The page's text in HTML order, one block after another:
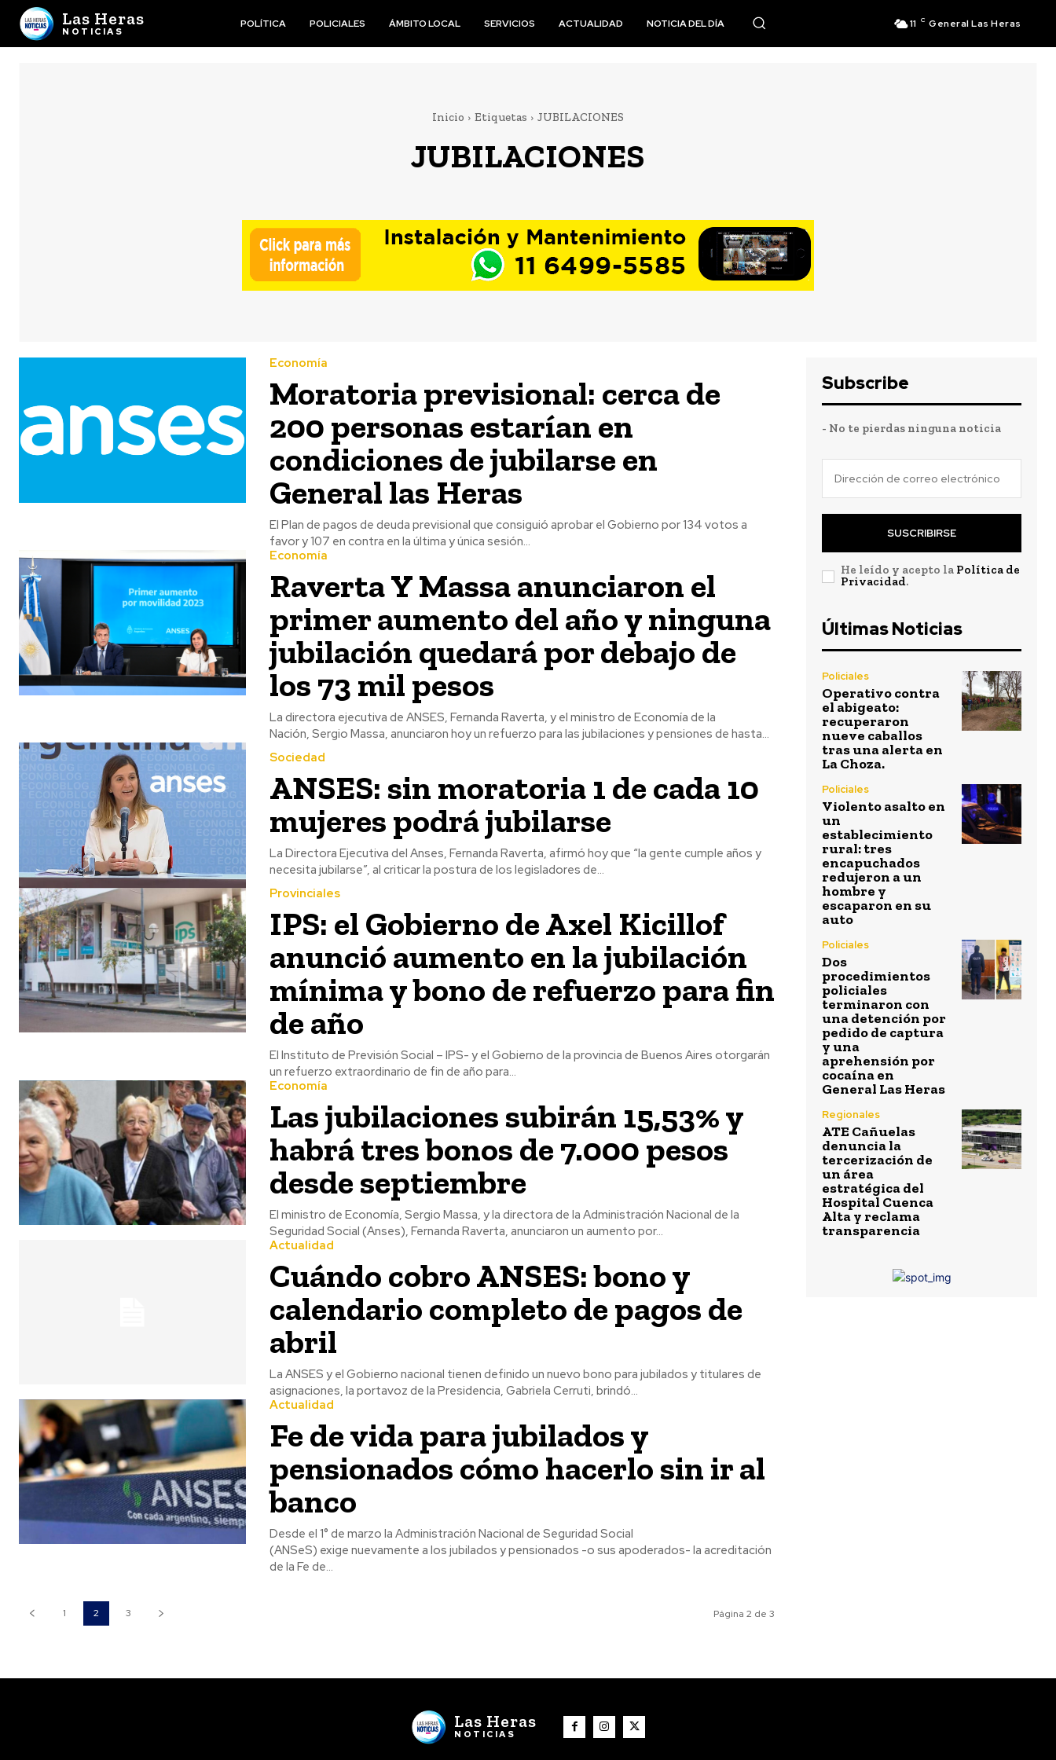
Las Heras
NOTICIAS
POLÍTICA POLICIALES ÁMBITO LOCAL SERVICIOS ACTUALIDAD NOTICIA DEL DÍA 11 C General Las Heras
Inicio Etiquetas JUBILACIONES
JUBILACIONES
Economía
Moratoria previsional: cerca de
200 personas estarían en
condiciones de jubilarse en
General las Heras
El Plan de pagos de deuda previsional que consiguió aprobar el Gobierno por 134 votos a
favor y 107 en contra en la última y única sesión...
Economía
Raverta Y Massa anunciaron el
primer aumento del año y ninguna
jubilación quedará por debajo de
los 73 mil pesos
La directora ejecutiva de ANSES, Fernanda Raverta, y el ministro de Economía de la
Nación, Sergio Massa, anunciaron hoy un refuerzo para las jubilaciones y pensiones de hasta...
Sociedad
ANSES: sin moratoria 1 de cada 10
mujeres podrá jubilarse
La Directora Ejecutiva del Anses, Fernanda Raverta, afirmó hoy que “la gente cumple años y
necesita jubilarse”, al criticar la postura de los legisladores de...
Provinciales
IPS: el Gobierno de Axel Kicillof
anunció aumento en la jubilación
mínima y bono de refuerzo para fin
de año
El Instituto de Previsión Social – IPS- y el Gobierno de la provincia de Buenos Aires otorgarán
un refuerzo extraordinario de fin de año para...
Economía
Las jubilaciones subirán 15,53% y
habrá tres bonos de 7.000 pesos
desde septiembre
El ministro de Economía, Sergio Massa, y la directora de la Administración Nacional de la
Seguridad Social (Anses), Fernanda Raverta, anunciaron un aumento por...
Actualidad
Cuándo cobro ANSES: bono y
calendario completo de pagos de
abril
La ANSES y el Gobierno nacional tienen definido un nuevo bono para jubilados y titulares de
asignaciones, la portavoz de la Presidencia, Gabriela Cerruti, brindó...
Actualidad
Fe de vida para jubilados y
pensionados cómo hacerlo sin ir al
banco
Desde el 1° de marzo la Administración Nacional de Seguridad Social
(ANSeS) exige nuevamente a los jubilados y pensionados -o sus apoderados- la acreditación
de la Fe de...
1 2 3 Página 2 de 3
Subscribe
- No te pierdas ninguna noticia
SUSCRIBIRSE
He leído y acepto la Política de
Privacidad.
Últimas Noticias
Policiales
Operativo contra
el abigeato:
recuperaron
nueve caballos
tras una alerta en
La Choza.
Policiales
Violento asalto en
un
establecimiento
rural: tres
encapuchados
redujeron a un
hombre y
escaparon en su
auto
Policiales
Dos
procedimientos
policiales
terminaron con
una detención por
pedido de captura
y una
aprehensión por
cocaína en
General Las Heras
Regionales
ATE Cañuelas
denuncia la
tercerización de
un área
estratégica del
Hospital Cuenca
Alta y reclama
transparencia
Las Heras
NOTICIAS